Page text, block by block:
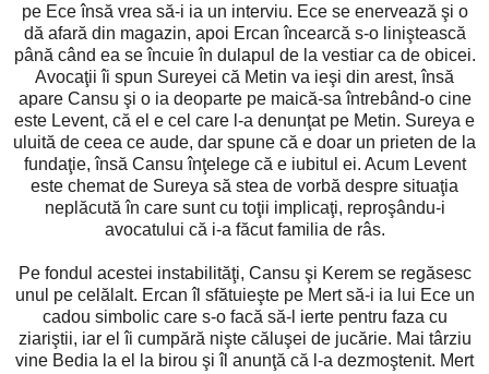
pe Ece însă vrea să-i ia un interviu. Ece se enervează şi o
dă afară din magazin, apoi Ercan încearcă s-o liniştească
până când ea se încuie în dulapul de la vestiar ca de obicei.
Avocaţii îi spun Sureyei că Metin va ieşi din arest, însă
apare Cansu şi o ia deoparte pe maică-sa întrebând-o cine
este Levent, că el e cel care l-a denunţat pe Metin. Sureya e
uluită de ceea ce aude, dar spune că e doar un prieten de la
fundaţie, însă Cansu înţelege că e iubitul ei. Acum Levent
este chemat de Sureya să stea de vorbă despre situaţia
neplăcută în care sunt cu toţii implicaţi, reproşându-i
avocatului că i-a făcut familia de râs.
Pe fondul acestei instabilităţi, Cansu şi Kerem se regăsesc
unul pe celălalt. Ercan îl sfătuieşte pe Mert să-i ia lui Ece un
cadou simbolic care s-o facă să-l ierte pentru faza cu
ziariştii, iar el îi cumpără nişte căluşei de jucărie. Mai târziu
vine Bedia la el la birou şi îl anunţă că l-a dezmoştenit. Mert